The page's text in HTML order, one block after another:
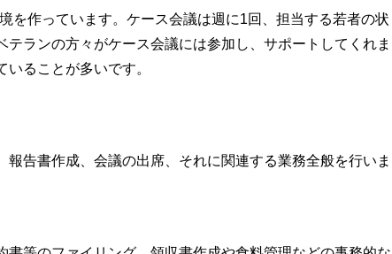
を作っています。ケース会議は週に1回、担当する若者の状
ランの方々がケース会議には参加し、サポートしてくれま
ることが多いです。
告書作成、会議の出席、それに関連する業務全般を行いま